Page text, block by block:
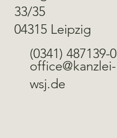
33/35
04315 Leipzig
(0341) 487139-0
office@kanzlei-
wsj.de